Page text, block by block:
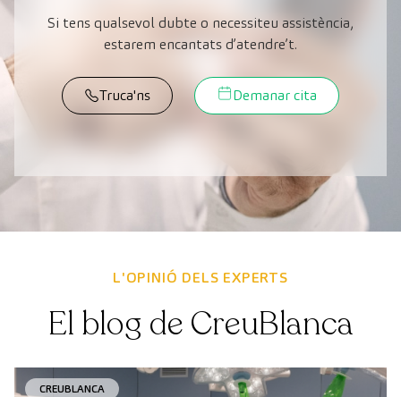
Si tens qualsevol dubte o necessiteu assistència,
estarem encantats d’atendre’t.
Truca'ns Demanar cita
L'OPINIÓ DELS EXPERTS
El blog de CreuBlanca
CREUBLANCA